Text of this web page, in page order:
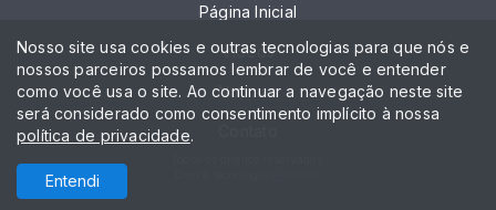
Página Inicial
Vídeos
Notícias
Nosso site usa cookies e outras tecnologias para que nós e
nossos parceiros possamos lembrar de você e entender
como você usa o site. Ao continuar a navegação neste site
será considerado como consentimento implícito à nossa
política de privacidade.
Entendi